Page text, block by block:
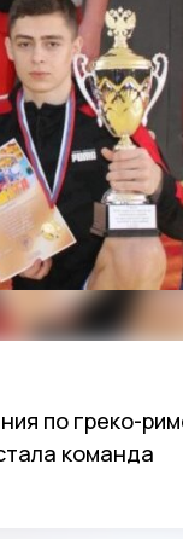
по греко-
команда